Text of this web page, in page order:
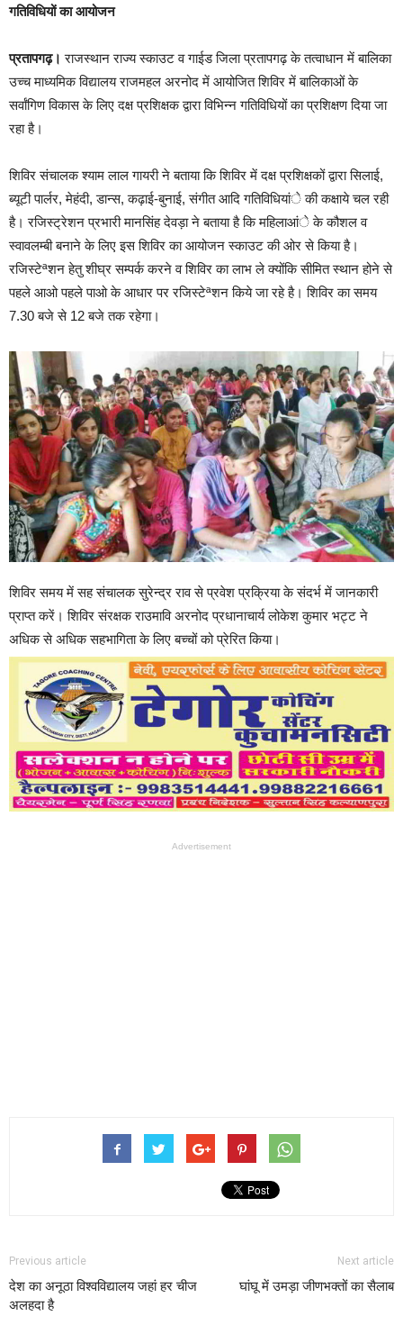
गतिविधियों का आयोजन
प्रतापगढ़। राजस्थान राज्य स्काउट व गाईड जिला प्रतापगढ़ के तत्वाधान में बालिका
उच्च माध्यमिक विद्यालय राजमहल अरनोद में आयोजित शिविर में बालिकाओं के
सर्वांगिण विकास के लिए दक्ष प्रशिक्षक द्वारा विभिन्न गतिविधियों का प्रशिक्षण दिया जा
रहा है।
शिविर संचालक श्याम लाल गायरी ने बताया कि शिविर में दक्ष प्रशिक्षकों द्वारा सिलाई,
ब्यूटी पार्लर, मेहंदी, डान्स, कढ़ाई-बुनाई, संगीत आदि गतिविधियांे की कक्षाये चल रही
है। रजिस्ट्रेशन प्रभारी मानसिंह देवड़ा ने बताया है कि महिलाआंे के कौशल व
स्वावलम्बी बनाने के लिए इस शिविर का आयोजन स्काउट की ओर से किया है।
रजिस्टेªशन हेतु शीघ्र सम्पर्क करने व शिविर का लाभ ले क्योंकि सीमित स्थान होने से
पहले आओ पहले पाओ के आधार पर रजिस्टेªशन किये जा रहे है। शिविर का समय
7.30 बजे से 12 बजे तक रहेगा।
शिविर समय में सह संचालक सुरेन्द्र राव से प्रवेश प्रक्रिया के संदर्भ में जानकारी
प्राप्त करें। शिविर संरक्षक राउमावि अरनोद प्रधानाचार्य लोकेश कुमार भट्ट ने
अधिक से अधिक सहभागिता के लिए बच्चों को प्रेरित किया।
Advertisement
Previous article
देश का अनूठा विश्वविद्यालय जहां हर चीज
अलहदा है
Next article
घांघू में उमड़ा जीणभक्तों का सैलाब